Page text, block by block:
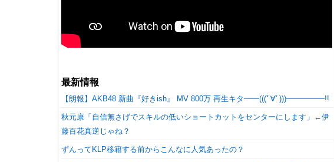
最新情報
【朗報】AKB48 新曲『好きish』 MV 800万 再生キタ━━(((ﾟ∀ﾟ)))━━━━━!!
秋元康「自信無さげでスキルの低いショートカットをセンターにします」←伊
藤百花真逆じゃね？
ずんってKLP移籍する前からこんなに人気あったの？